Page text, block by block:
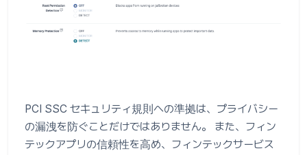
PCI SSC セキュリティ規則への準拠は、プライバシー
の漏洩を防ぐことだけではありません。 また、フィン
テックアプリの信頼性を高め、フィンテックサービス